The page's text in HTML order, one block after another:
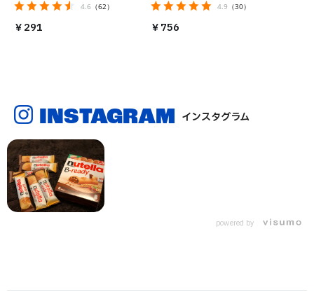
4.6 （62）
￥291
4.9 （30）
￥756
INSTAGRAM インスタグラム
powered by